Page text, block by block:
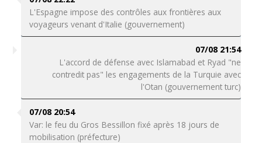
L'Espagne impose des contrôles aux frontières aux
voyageurs venant d'Italie (gouvernement)
07/08 21:54
L'accord de défense avec Islamabad et Ryad "ne
contredit pas" les engagements de la Turquie avec
l'Otan (gouvernement turc)
07/08 20:54
Var: le feu du Gros Bessillon fixé après 18 jours de
mobilisation (préfecture)